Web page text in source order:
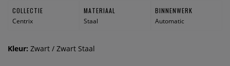
COLLECTIE
Centrix
MATERIAAL
Staal
BINNENWERK
Automatic
Kleur: Zwart / Zwart Staal